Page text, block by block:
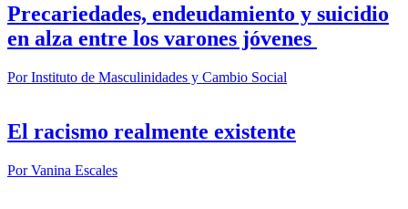
Precariedades, endeudamiento y suicidio
en alza entre los varones jóvenes
PorInstituto de Masculinidades y Cambio Social
El racismo realmente existente
PorVanina Escales